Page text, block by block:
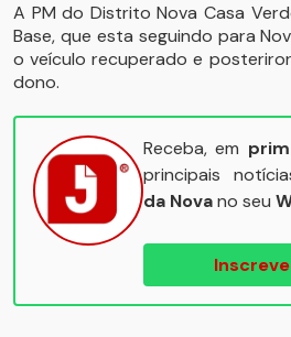
A PM do Distrito Nova Casa
Base, que esta seguindo para
o veículo recuperado e
dono.
Receba, em
principais
da Novano seu